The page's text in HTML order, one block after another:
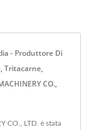
- Produttore Di
Tritacarne,
CO.,
CO., LTD. è stata